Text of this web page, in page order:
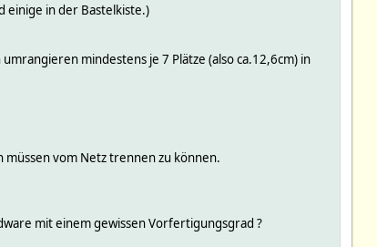
einige in der Bastelkiste.)
mindestens je 7 Plätze (also ca.12,6cm) in
vom Netz trennen zu können.
mit einem gewissen Vorfertigungsgrad ?